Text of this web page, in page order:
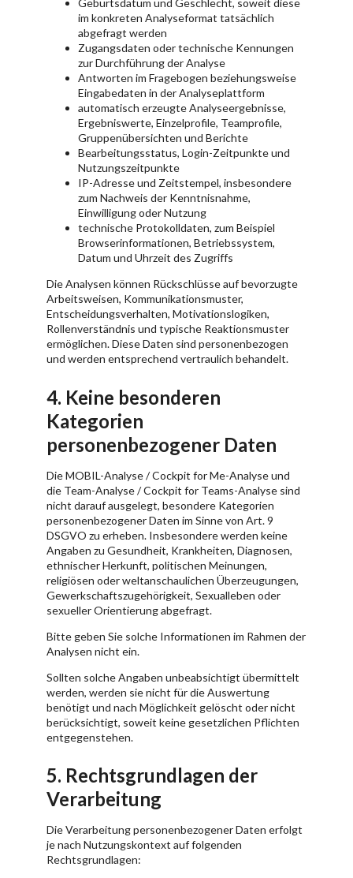
Geburtsdatum und Geschlecht, soweit diese
im konkreten Analyseformat tatsächlich
abgefragt werden
Zugangsdaten oder technische Kennungen
zur Durchführung der Analyse
Antworten im Fragebogen beziehungsweise
Eingabedaten in der Analyseplattform
automatisch erzeugte Analyseergebnisse,
Ergebniswerte, Einzelprofile, Teamprofile,
Gruppenübersichten und Berichte
Bearbeitungsstatus, Login-Zeitpunkte und
Nutzungszeitpunkte
IP-Adresse und Zeitstempel, insbesondere
zum Nachweis der Kenntnisnahme,
Einwilligung oder Nutzung
technische Protokolldaten, zum Beispiel
Browserinformationen, Betriebssystem,
Datum und Uhrzeit des Zugriffs
Die Analysen können Rückschlüsse auf bevorzugte
Arbeitsweisen, Kommunikationsmuster,
Entscheidungsverhalten, Motivationslogiken,
Rollenverständnis und typische Reaktionsmuster
ermöglichen. Diese Daten sind personenbezogen
und werden entsprechend vertraulich behandelt.
4. Keine besonderen
Kategorien
personenbezogener Daten
Die MOBIL-Analyse / Cockpit for Me-Analyse und
die Team-Analyse / Cockpit for Teams-Analyse sind
nicht darauf ausgelegt, besondere Kategorien
personenbezogener Daten im Sinne von Art. 9
DSGVO zu erheben. Insbesondere werden keine
Angaben zu Gesundheit, Krankheiten, Diagnosen,
ethnischer Herkunft, politischen Meinungen,
religiösen oder weltanschaulichen Überzeugungen,
Gewerkschaftszugehörigkeit, Sexualleben oder
sexueller Orientierung abgefragt.
Bitte geben Sie solche Informationen im Rahmen der
Analysen nicht ein.
Sollten solche Angaben unbeabsichtigt übermittelt
werden, werden sie nicht für die Auswertung
benötigt und nach Möglichkeit gelöscht oder nicht
berücksichtigt, soweit keine gesetzlichen Pflichten
entgegenstehen.
5. Rechtsgrundlagen der
Verarbeitung
Die Verarbeitung personenbezogener Daten erfolgt
je nach Nutzungskontext auf folgenden
Rechtsgrundlagen: